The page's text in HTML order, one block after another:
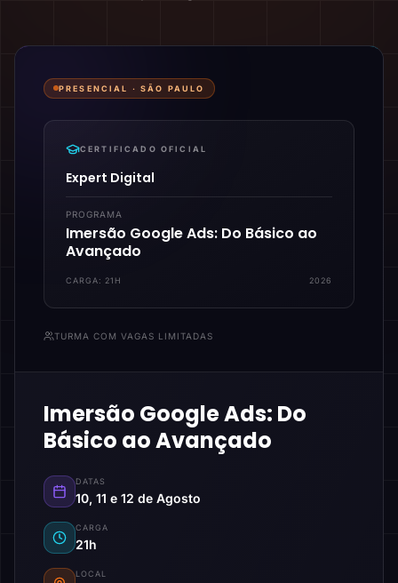
PRESENCIAL ·SÃO PAULO
CERTIFICADO OFICIAL
Expert Digital
PROGRAMA
Imersão Google Ads: Do Básico ao
Avançado
CARGA: 21H 2026
TURMA COM VAGAS LIMITADAS
Imersão Google Ads: Do
Básico ao Avançado
DATAS
10, 11 e 12 de Agosto
CARGA
21h
LOCAL